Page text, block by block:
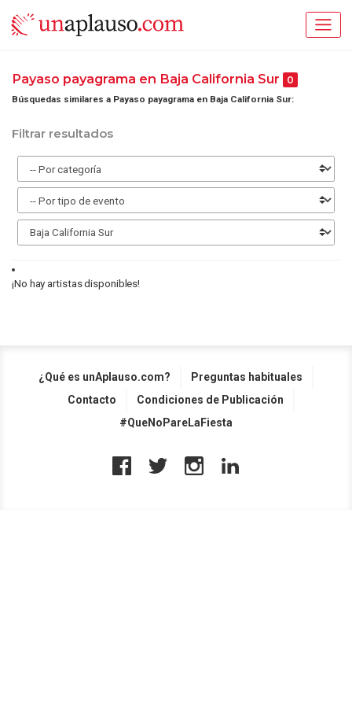
Payaso payagrama en Baja California Sur 0
Búsquedas similares a Payaso payagrama en Baja California Sur:
Filtrar resultados
¡No hay artistas disponibles!
¿Qué es unAplauso.com?
Preguntas habituales
Contacto
Condiciones de Publicación
#QueNoPareLaFiesta